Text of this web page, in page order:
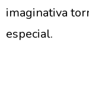
imaginativa
especial.